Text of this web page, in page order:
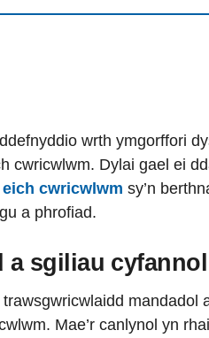
wrth ymgorffori
cwricwlwm. Dylai gael ei
cwricwlwm sy’n
a phrofiad.
sgiliau cyfannol
mandadol
Mae’r canlynol yn rhai